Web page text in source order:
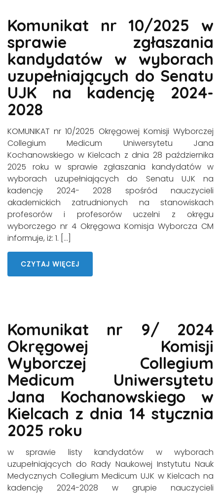
Komunikat nr 10/2025 w
sprawie zgłaszania
kandydatów w wyborach
uzupełniających do Senatu
UJK na kadencję 2024-
2028
KOMUNIKAT nr 10/2025 Okręgowej Komisji Wyborczej
Collegium Medicum Uniwersytetu Jana
Kochanowskiego w Kielcach z dnia 28 października
2025 roku w sprawie zgłaszania kandydatów w
wyborach uzupełniających do Senatu UJK na
kadencję 2024- 2028 spośród nauczycieli
akademickich zatrudnionych na stanowiskach
profesorów i profesorów uczelni z okręgu
wyborczego nr 4 Okręgowa Komisja Wyborcza CM
informuje, iż: 1. […]
CZYTAJ WIĘCEJ
Komunikat nr 9/ 2024
Okręgowej Komisji
Wyborczej Collegium
Medicum Uniwersytetu
Jana Kochanowskiego w
Kielcach z dnia 14 stycznia
2025 roku
w sprawie listy kandydatów w wyborach
uzupełniających do Rady Naukowej Instytutu Nauk
Medycznych Collegium Medicum UJK w Kielcach na
kadencję 2024-2028 w grupie nauczycieli